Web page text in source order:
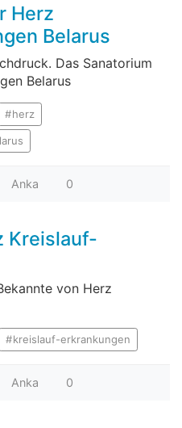
Herz
Belarus
Das Sanatorium
Belarus
herz
Anka 0
Kreislauf-
von Herz
kreislauf-erkrankungen
Anka 0